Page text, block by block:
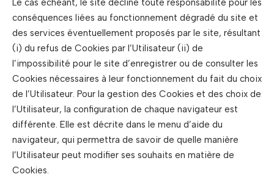
conséquences liées au fonctionnement dégradé du site et
des services éventuellement proposés par le site, résultant
(i) du refus de Cookies par l’Utilisateur (ii) de
l’impossibilité pour le site d’enregistrer ou de consulter les
Cookies nécessaires à leur fonctionnement du fait du choix
de l’Utilisateur. Pour la gestion des Cookies et des choix de
l’Utilisateur, la configuration de chaque navigateur est
différente. Elle est décrite dans le menu d’aide du
navigateur, qui permettra de savoir de quelle manière
l’Utilisateur peut modifier ses souhaits en matière de
Cookies.